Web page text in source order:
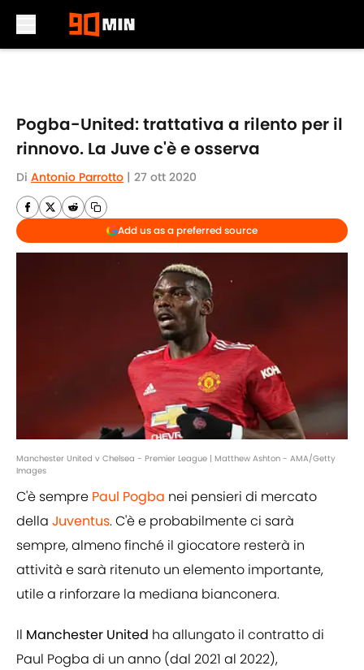
Pogba-United: trattativa a rilento per il
rinnovo. La Juve c'è e osserva
Di Antonio Parrotto | 27 ott 2020
Add us as a preferred source
Manchester United v Chelsea - Premier League | Matthew Ashton - AMA/Getty
Images
C'è sempre Paul Pogba nei pensieri di mercato
della Juventus. C'è e probabilmente ci sarà
sempre, almeno finché il giocatore resterà in
attività e sarà ritenuto un elemento importante,
utile a rinforzare la mediana bianconera.
Il Manchester United ha allungato il contratto di
Paul Pogba di un anno (dal 2021 al 2022),